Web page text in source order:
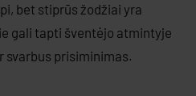
bet stiprūs žodžiai yra
gali tapti šventėjo atmintyje
svarbus prisiminimas.